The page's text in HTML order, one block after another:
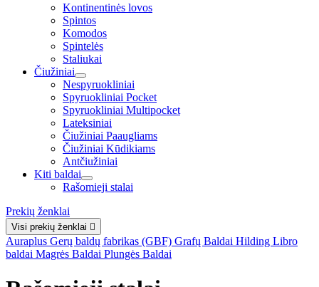
Kontinentinės lovos
Spintos
Komodos
Spintelės
Staliukai
Čiužiniai
Nespyruokliniai
Spyruokliniai Pocket
Spyruokliniai Multipocket
Lateksiniai
Čiužiniai Paaugliams
Čiužiniai Kūdikiams
Antčiužiniai
Kiti baldai
Rašomieji stalai
Prekių ženklai
Visi prekių ženklai 
Auraplus Gerų baldų fabrikas (GBF) Grafų Baldai Hilding Libro
baldai Magrės Baldai Plungės Baldai